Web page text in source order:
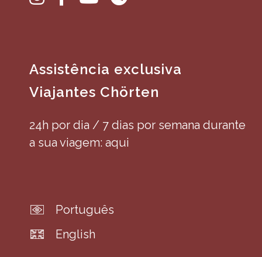
Assistência exclusiva
Viajantes Chörten
24h por dia / 7 dias por semana durante
a sua viagem: aqui
Português
English